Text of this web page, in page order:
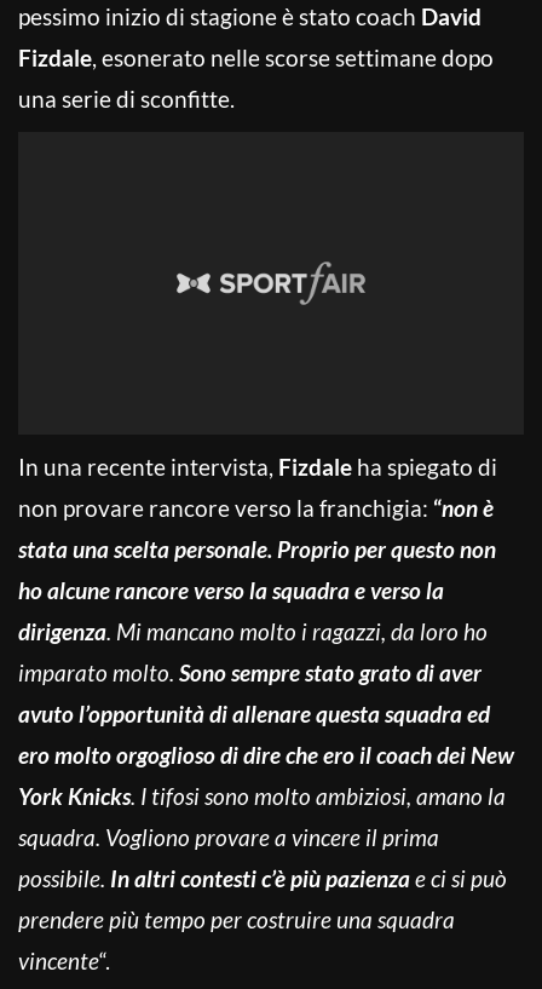
pessimo inizio di stagione è stato coach David
Fizdale, esonerato nelle scorse settimane dopo
una serie di sconfitte.
In una recente intervista, Fizdale ha spiegato di
non provare rancore verso la franchigia: “non è
stata una scelta personale. Proprio per questo non
ho alcune rancore verso la squadra e verso la
dirigenza. Mi mancano molto i ragazzi, da loro ho
imparato molto. Sono sempre stato grato di aver
avuto l’opportunità di allenare questa squadraed
ero molto orgoglioso di dire che ero il coach dei New
York Knicks. I tifosi sono molto ambiziosi, amano la
squadra. Vogliono provare a vincere il prima
possibile. In altri contesti c’è più pazienzae ci si può
prendere più tempo per costruire una squadra
vincente“.